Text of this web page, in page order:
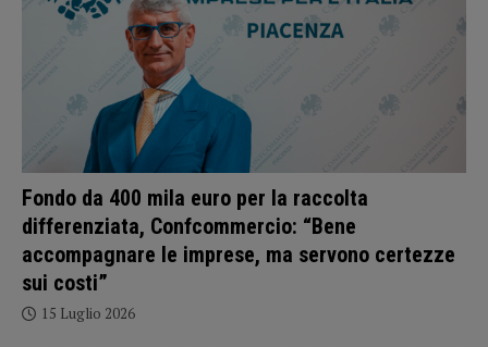
Fondo da 400 mila euro per la raccolta
differenziata, Confcommercio: “Bene
accompagnare le imprese, ma servono certezze
sui costi”
15 Luglio 2026